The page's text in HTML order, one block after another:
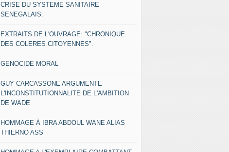
CRISE DU SYSTEME SANITAIRE
SENEGALAIS.
EXTRAITS DE L'OUVRAGE: "CHRONIQUE
DES COLERES CITOYENNES".
GENOCIDE MORAL
GUY CARCASSONE ARGUMENTE
L'INCONSTITUTIONNALITE DE L'AMBITION
DE WADE
HOMMAGE À IBRA ABDOUL WANE ALIAS
THIERNO ASS